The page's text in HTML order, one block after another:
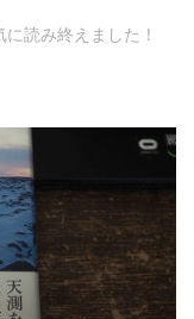
読み終えました！